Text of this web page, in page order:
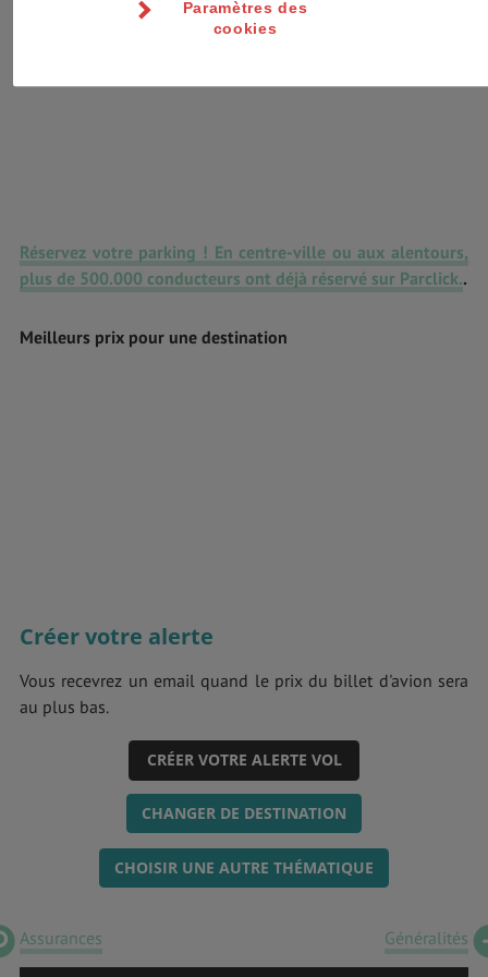
Réservez votre parking ! En centre-ville ou aux alentours,
plus de 500.000 conducteurs ont déjà réservé sur Parclick..
Meilleurs prix pour une destination
Créer votre alerte
Vous recevrez un email quand le prix du billet d'avion sera
au plus bas.
CRÉER VOTRE ALERTE VOL
CHANGER DE DESTINATION
CHOISIR UNE AUTRE THÉMATIQUE
Assurances Généralités
Paramètres des
cookies